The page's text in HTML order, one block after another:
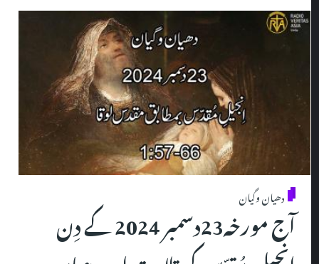
دھیان وگیان
آج مورخہ23دسمبر 2024 کے دِن